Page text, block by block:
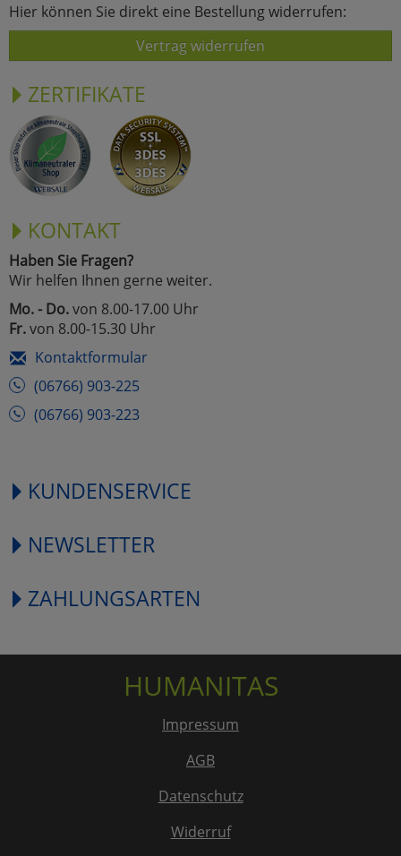
Hier können Sie direkt eine Bestellung widerrufen:
Vertrag widerrufen
ZERTIFIKATE
KONTAKT
Haben Sie Fragen?
Wir helfen Ihnen gerne weiter.
Mo. - Do.von 8.00-17.00 Uhr
Fr.von 8.00-15.30 Uhr
Kontaktformular
(06766) 903-225
(06766) 903-223
KUNDENSERVICE
NEWSLETTER
ZAHLUNGSARTEN
HUMANITAS
Impressum
AGB
Datenschutz
Widerruf